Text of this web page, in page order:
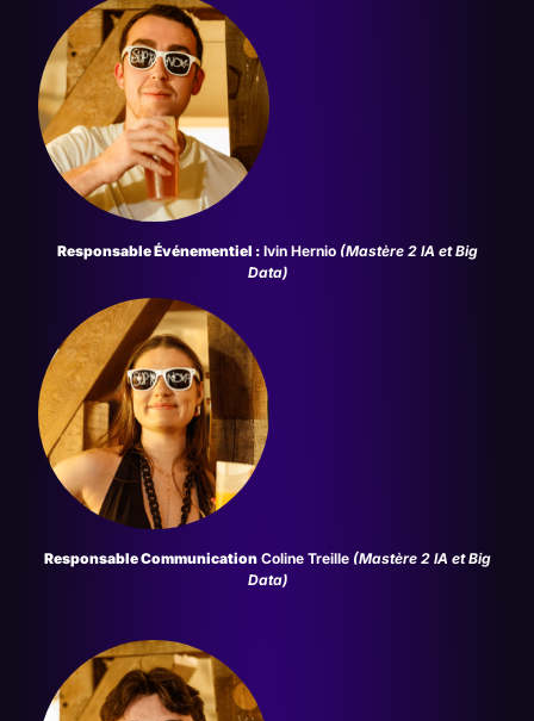
Responsable Événementiel :Ivin Hernio (Mastère 2 IA et Big
Data)
Responsable CommunicationColine Treille (Mastère 2 IA et Big
Data)